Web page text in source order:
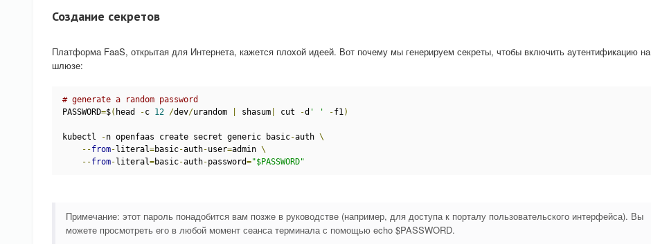
Создание секретов
Платформа FaaS, открытая для Интернета, кажется плохой идеей. Вот почему мы генерируем секреты, чтобы включить аутентификацию на
шлюзе:
# generate a random password
PASSWORD=$( head -c 12 /dev/urandom shasum cut -d ' ' -f1)
kubectl -n openfaas create secret generic basic-auth \
--from- literal=basic-auth-user=admin \
--from- literal=basic-auth-password="$PASSWORD"
Примечание: этот пароль понадобится вам позже в руководстве (например, для доступа к порталу пользовательского интерфейса). Вы
можете просмотреть его в любой момент сеанса терминала с помощью echo $PASSWORD.